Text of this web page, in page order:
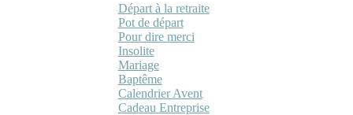
Départ à la retraite
Pot de départ
Pour dire merci
Insolite
Mariage
Baptême
Calendrier Avent
Cadeau Entreprise